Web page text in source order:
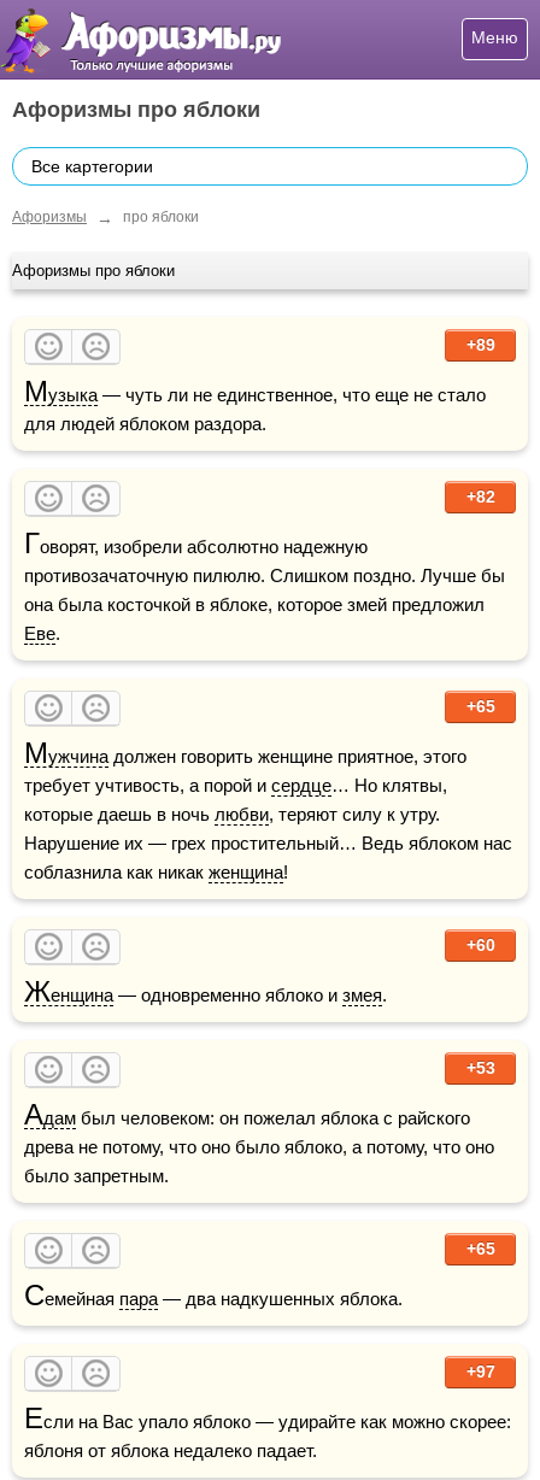
Меню
Афоризмы про яблоки
Все картегории
Афоризмы → про яблоки
Афоризмы про яблоки
+89
Музыка — чуть ли не единственное, что еще не стало
для людей яблоком раздора.
+82
Говорят, изобрели абсолютно надежную
противозачаточную пилюлю. Слишком поздно. Лучше бы
Еве.
+65
Мужчина должен говорить женщине приятное, этого
требует учтивость, а порой и сердце… Но клятвы,
которые даешь в ночь любви, теряют силу к утру.
Нарушение их — грех простительный… Ведь яблоком нас
соблазнила как никак женщина!
+60
Женщина — одновременно яблоко и змея.
+53
Адам был человеком: он пожелал яблока с райского
древа не потому, что оно было яблоко, а потому, что оно
было запретным.
+65
Семейная пара — два надкушенных яблока.
+97
Если на Вас упало яблоко — удирайте как можно скорее:
яблоня от яблока недалеко падает.